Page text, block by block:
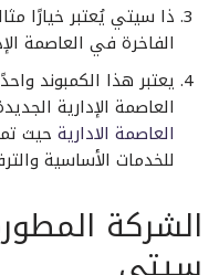
ذا سيتي يُعتبر خيارًا
الفاخرة في العاصمة
يعتبر هذا الكمبوند
العاصمة الإدارية
العاصمة الادارية حيث
للخدمات الأساسية
الشركة